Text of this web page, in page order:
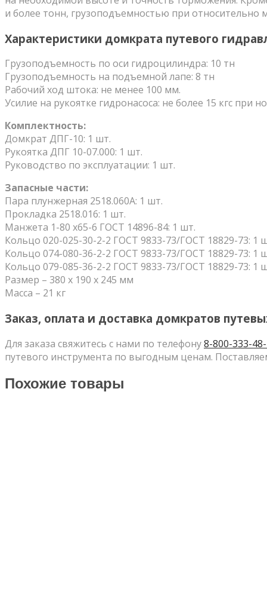
и более тонн, грузоподъемностью при относительно
Характеристики домкрата путевого
Грузоподъемность по оси гидроцилиндра: 10 тн
Грузоподъемность на подъемной лапе: 8 тн
Рабочий ход штока: не менее 100 мм.
Усилие на рукоятке гидронасоса: не более 15 кгс при
Комплектность:
Домкрат ДПГ-10: 1 шт.
Рукоятка ДПГ 10-07.000: 1 шт.
Руководство по эксплуатации: 1 шт.
Запасные части:
Пара плунжерная 2518.060А: 1 шт.
Прокладка 2518.016: 1 шт.
Манжета 1-80 х65-6 ГОСТ 14896-84: 1 шт.
Кольцо 020-025-30-2-2 ГОСТ 9833-73/ГОСТ 18829-73: 1
Кольцо 074-080-36-2-2 ГОСТ 9833-73/ГОСТ 18829-73: 1
Кольцо 079-085-36-2-2 ГОСТ 9833-73/ГОСТ 18829-73: 1
Размер – 380 x 190 x 245 мм
Масса – 21 кг
Заказ, оплата и доставка домкратов
Для заказа свяжитесь с нами по телефону8-800-333-
путевого инструмента по выгодным ценам.
Похожие товары